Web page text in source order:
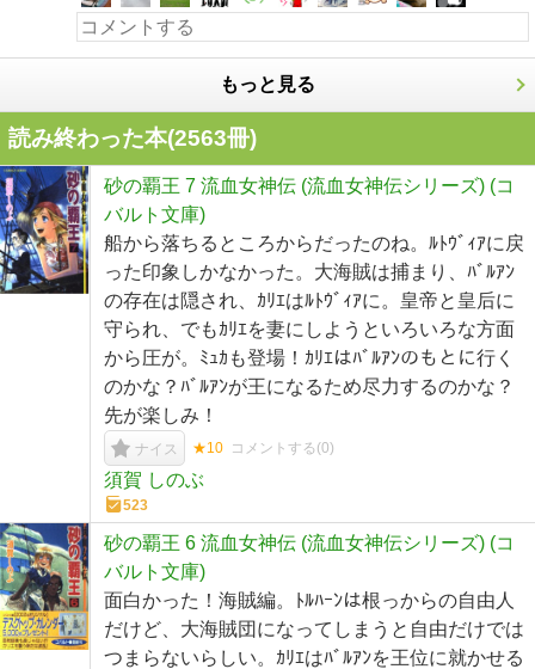
もっと見る
読み終わった本(2563冊)
砂の覇王 7 流血女神伝 (流血女神伝シリーズ) (コ
バルト文庫)
船から落ちるところからだったのね。ﾙﾄｳﾞｨｱに戻
った印象しかなかった。大海賊は捕まり、ﾊﾞﾙｱﾝ
の存在は隠され、ｶﾘｴはﾙﾄｳﾞｨｱに。皇帝と皇后に
守られ、でもｶﾘｴを妻にしようといろいろな方面
から圧が。ﾐｭｶも登場！ｶﾘｴはﾊﾞﾙｱﾝのもとに行く
のかな？ﾊﾞﾙｱﾝが王になるため尽力するのかな？
先が楽しみ！
ナイス ★10 コメントする(0)
須賀 しのぶ
523
砂の覇王 6 流血女神伝 (流血女神伝シリーズ) (コ
バルト文庫)
面白かった！海賊編。ﾄﾙﾊｰﾝは根っからの自由人
だけど、大海賊団になってしまうと自由だけでは
つまらないらしい。ｶﾘｴはﾊﾞﾙｱﾝを王位に就かせる